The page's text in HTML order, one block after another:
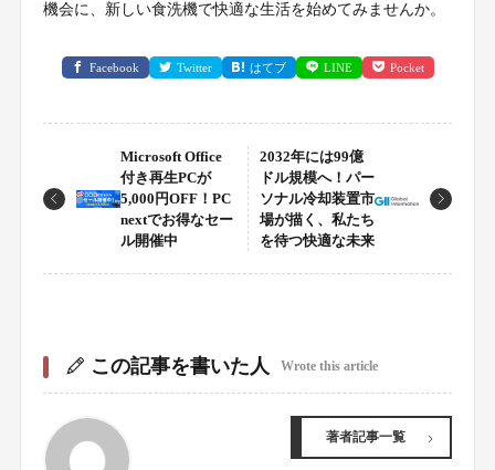
機会に、新しい食洗機で快適な生活を始めてみませんか。
Facebook Twitter はてブ LINE Pocket
Microsoft Office
付き再生PCが
5,000円OFF！PC
nextでお得なセー
ル開催中
2032年には99億
ドル規模へ！パー
ソナル冷却装置市
場が描く、私たち
を待つ快適な未来
この記事を書いた人 Wrote this article
著者記事一覧